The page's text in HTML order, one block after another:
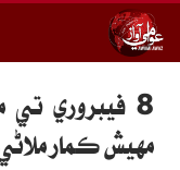
8 فيبروري
مهيش ڪمار